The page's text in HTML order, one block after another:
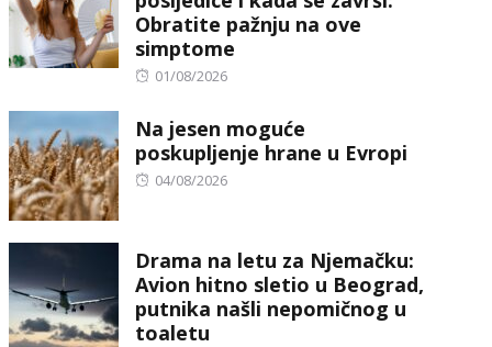
Obratite pažnju na ove
simptome
Posted
01/08/2026
Na jesen moguće
poskupljenje hrane u Evropi
Posted
04/08/2026
Drama na letu za Njemačku:
Avion hitno sletio u Beograd,
putnika našli nepomičnog u
toaletu